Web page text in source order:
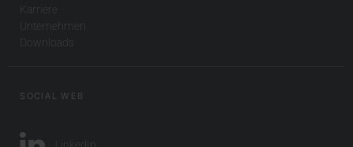
Karriere
Unternehmen
Downloads
SOCIAL WEB
LinkedIn